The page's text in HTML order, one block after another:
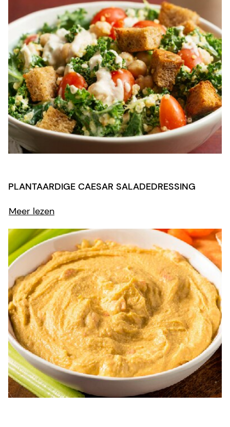
PLANTAARDIGE CAESAR SALADEDRESSING
Meer lezen